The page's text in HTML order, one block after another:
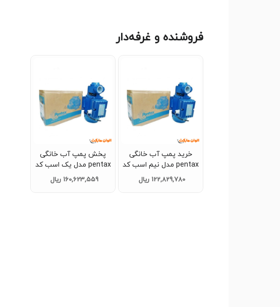
فروشنده و غرفه‌دار
خرید پمپ آب خانگی
pentax مدل نیم اسب کد
G2750 تک و عمده
122,829,780 ریال
پخش پمپ آب خانگی
pentax مدل یک اسب کد
G2751 تک و عمده
160,623,559 ریال